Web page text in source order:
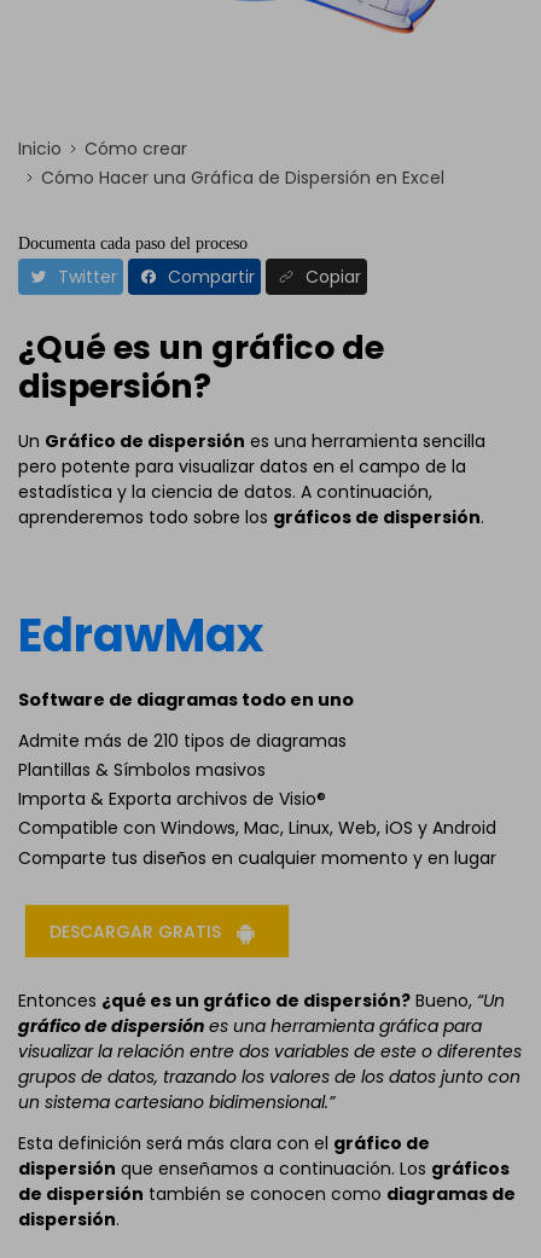
Inicio
Cómo crear
Cómo Hacer una Gráfica de Dispersión en Excel
Documenta cada paso del proceso
Twitter Compartir Copiar
¿Qué es un gráfico de
dispersión?
Un Gráfico de dispersión es una herramienta sencilla
pero potente para visualizar datos en el campo de la
estadística y la ciencia de datos. A continuación,
aprenderemos todo sobre los gráficos de dispersión.
EdrawMax
Software de diagramas todo en uno
Admite más de 210 tipos de diagramas
Plantillas & Símbolos masivos
Importa & Exporta archivos de Visio®
Compatible con Windows, Mac, Linux, Web, iOS y Android
Comparte tus diseños en cualquier momento y en lugar
DESCARGAR GRATIS
Entonces ¿qué es un gráfico de dispersión? Bueno, “Un
gráfico de dispersión es una herramienta gráfica para
visualizar la relación entre dos variables de este o diferentes
grupos de datos, trazando los valores de los datos junto con
un sistema cartesiano bidimensional.”
Esta definición será más clara con el gráfico de
dispersión que enseñamos a continuación. Los gráficos
de dispersión también se conocen como diagramas de
dispersión.